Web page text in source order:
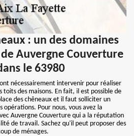
: un des domaines
Auvergne Couverture
le 63980
nécessairement intervenir pour réaliser
des maisons. En fait, il est possible de
des chêneaux et il faut solliciter un
Pour nous, vous avez la
Auvergne Couverture qui a la réputation
de travail. Sachez qu'il peut proposer des
de ménages.